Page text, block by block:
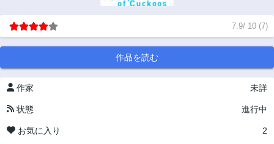
7.9/ 10 (7)
作品を読む
作家 未詳
状態 進行中
お気に入り 2